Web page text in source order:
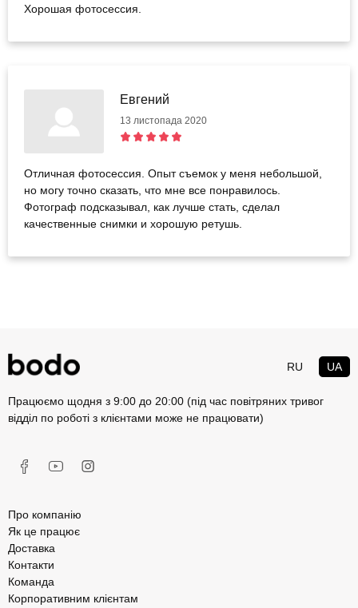
Хорошая фотосессия.
Евгений
13 листопада 2020
Отличная фотосессия. Опыт съемок у меня небольшой,
но могу точно сказать, что мне все понравилось.
Фотограф подсказывал, как лучше стать, сделал
качественные снимки и хорошую ретушь.
RU UA
Працюємо щодня з 9:00 до 20:00 (під час повітряних тривог
відділ по роботі з клієнтами може не працювати)
Про компанію
Як це працює
Доставка
Контакти
Команда
Корпоративним клієнтам